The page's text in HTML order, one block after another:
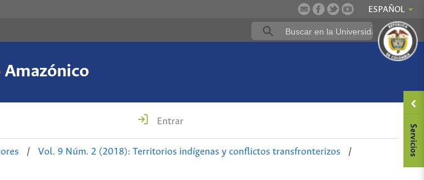
ESPAÑOL
Entrar
/ Vol. 9 Núm. 2 (2018): Territorios indígenas y conflictos transfronterizos
/